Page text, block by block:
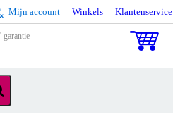
Mijn account Winkels Klantenservice
garantie